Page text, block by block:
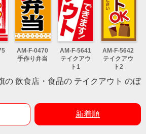
AM-F-0470
手作り弁当
AM-F-5641
テイクアウ
ト1
AM-F-5642
テイクアウ
ト2
の 飲食店・食品の テイクアウト のぼ
新着順